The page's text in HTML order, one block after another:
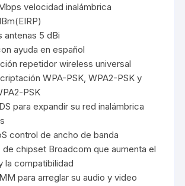
velocidad inalámbrica
antenas 5 dBi
ayuda en español
repetidor wireless universal
WPA-PSK, WPA2-PSK y
PSK
para expandir su red inalámbrica
control de ancho de banda
de chipset Broadcom que aumenta el
la compatibilidad
para arreglar su audio y video